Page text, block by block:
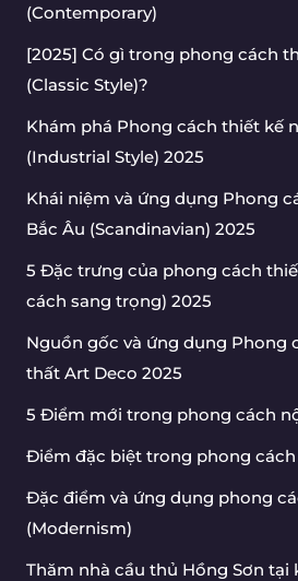
(Contemporary)
[2025] Có gì trong phong cách
(Classic Style)?
Khám phá Phong cách thiết kế
(Industrial Style) 2025
Khái niệm và ứng dụng Phong
Bắc Âu (Scandinavian) 2025
5 Đặc trưng của phong cách
cách sang trọng) 2025
Nguồn gốc và ứng dụng Phong
thất Art Deco 2025
5 Điểm mới trong phong cách
Điểm đặc biệt trong phong cách
Đặc điểm và ứng dụng phong
(Modernism)
Thăm nhà cầu thủ Hồng Sơn tại